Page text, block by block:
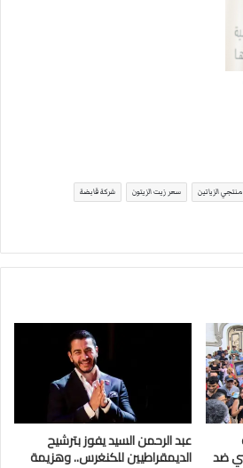
الزياتين سعر زيت الزيتون شركة قابضة
ضد
عبد الرحمن السيد يفوز بترشيح
الديمقراطيين للكنغرس.. وهزيمة